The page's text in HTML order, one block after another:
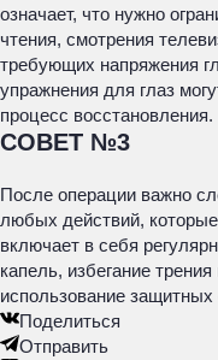
означает, что нужно
чтения, смотрения
требующих напряжения
упражнения для глаз
процесс восстановления.
СОВЕТ №3
После операции важно
любых действий,
включает в себя
капель, избегание
использование
Поделиться
Отправить